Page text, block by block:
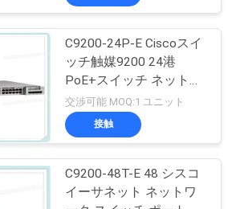
C9200-24P-E Ciscoスイ
ッチ触媒9200 24港
PoE+スイッチ ネットワ
ークの要素
交渉可能 MOQ:1 ユニット
接触
C9200-48T-E 48 シスコ
イーサネット ネットワ